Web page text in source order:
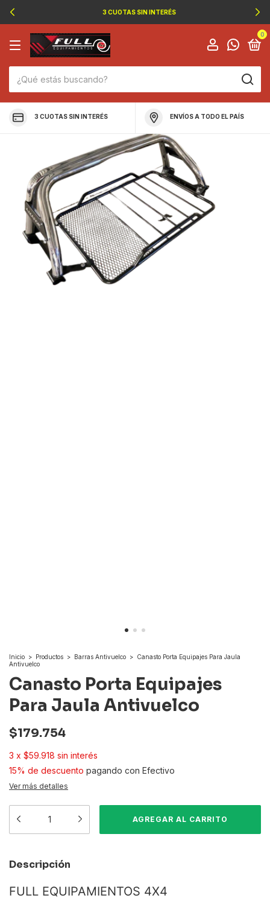
3 CUOTAS SIN INTERÉS
0
3 CUOTAS SIN INTERÉS ENVÍOS A TODO EL PAÍS
Inicio > Productos > Barras Antivuelco > Canasto Porta Equipajes Para Jaula
Antivuelco
Canasto Porta Equipajes
Para Jaula Antivuelco
$179.754
3 x $59.918 sin interés
15% de descuento pagando con Efectivo
Ver más detalles
Descripción
FULL EQUIPAMIENTOS 4X4